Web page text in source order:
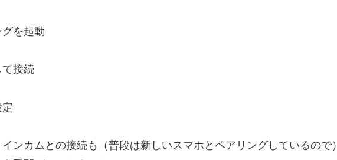
を起動
接続
ンカムとの接続も（普段は新しいスマホとペアリングしているので）